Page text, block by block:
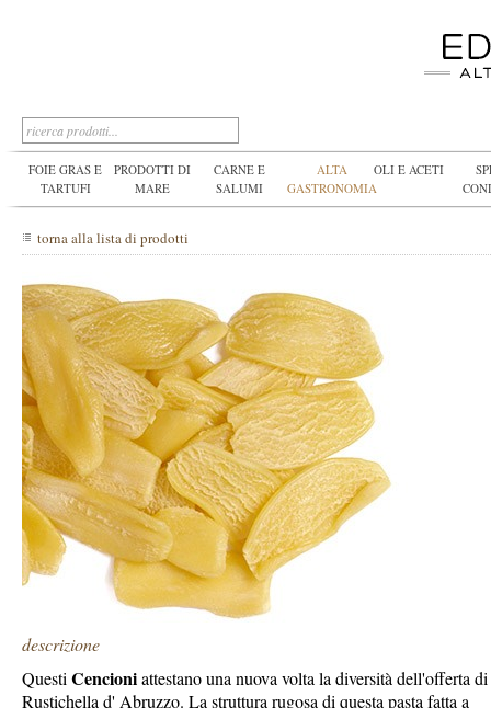
FOIE GRAS E
TARTUFI
PRODOTTI DI
MARE
CARNE E
SALUMI
ALTA
GASTRONOMIA
OLI E ACETI
torna alla lista di prodotti
descrizione
QuestiCencioniattestano una nuova volta la diversità dell'offerta di
Rustichella d' Abruzzo. La struttura rugosa di questa pasta fatta a